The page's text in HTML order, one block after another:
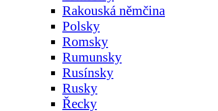
Rakouská němčina
Polsky
Romsky
Rumunsky
Rusínsky
Rusky
Řecky